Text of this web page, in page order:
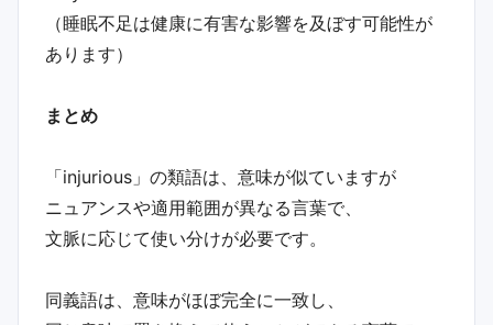
（睡眠不足は健康に有害な影響を及ぼす可能性が
あります）
まとめ
「injurious」の類語は、意味が似ていますが
ニュアンスや適用範囲が異なる言葉で、
文脈に応じて使い分けが必要です。
同義語は、意味がほぼ完全に一致し、